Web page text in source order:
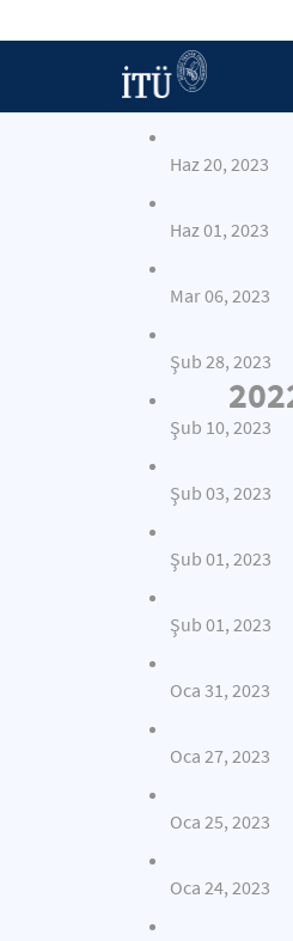
Haz 20, 2023
Haz 01, 2023
Mar 06, 2023
Şub 28, 2023
Şub 10, 2023
Şub 03, 2023
Şub 01, 2023
Şub 01, 2023
Oca 31, 2023
Oca 27, 2023
Oca 25, 2023
Oca 24, 2023